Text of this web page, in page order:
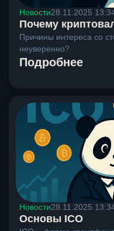
Новости28.11.2025
Почему
Причины интереса со
неуверенно?
Подробнее
Новости28.11.2025
Основы ICO